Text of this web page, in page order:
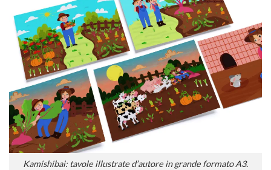
Kamishibai: tavole illustrate d’autore in grande formato A3.